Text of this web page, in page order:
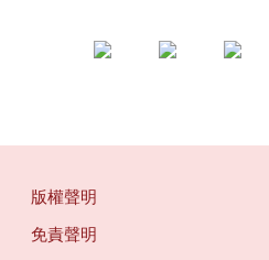
版權聲明
免責聲明